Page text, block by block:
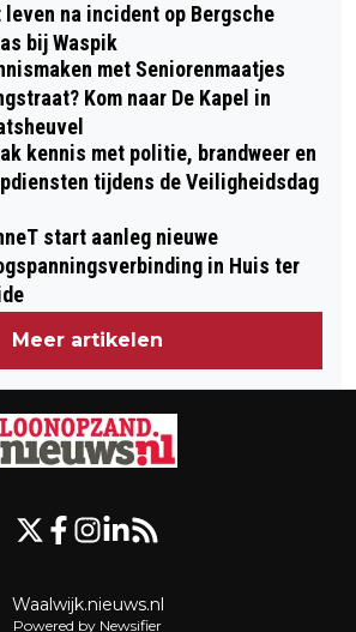
leven na incident op Bergsche
bij Waspik
met Seniorenmaatjes
Kom naar De Kapel in
kennis met politie, brandweer en
tijdens de Veiligheidsdag
start aanleg nieuwe
in Huis ter
Meer artikelen
Waalwijk.nieuws.nl
Powered by Newsifier